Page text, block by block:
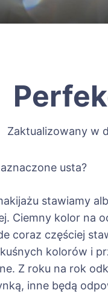
Zaktualizowany w
usta?
stawiamy
Ciemny kolor na
coraz częściej
kolorów i
Z roku na rok
inne będą